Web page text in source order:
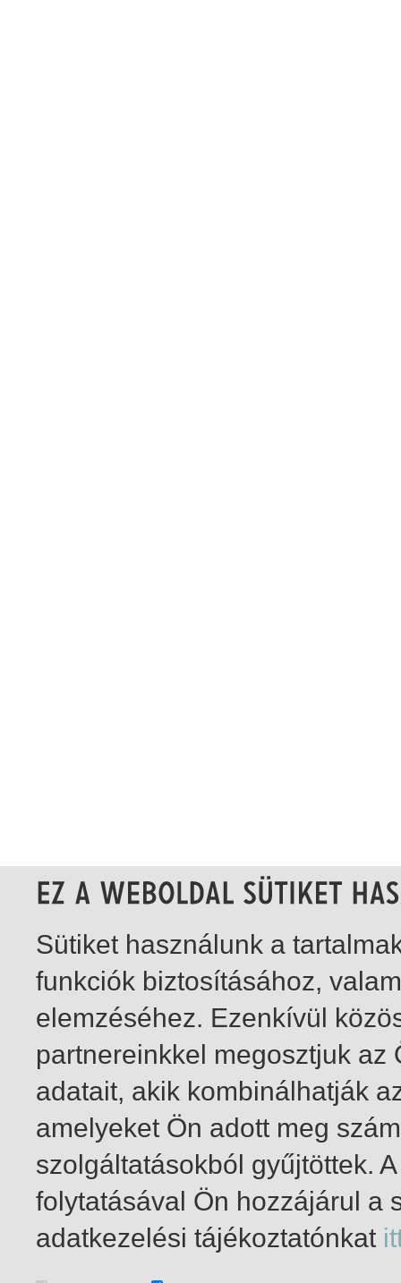
1-2 / insgesamt 2 Treffer
Sütiket használunk a
funkciók biztosításához,
elemzéséhez. Ezenkívül
partnereinkkel megosztjuk
adatait, akik kombinálhatják
amelyeket Ön adott meg
szolgáltatásokból gyűjtöttek.
folytatásával Ön hozzájárul a
adatkezelési tájékoztatónkat